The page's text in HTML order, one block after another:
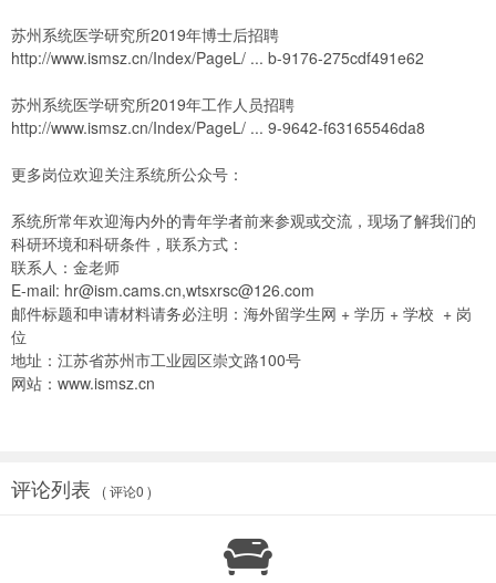
苏州系统医学研究所2019年博士后招聘
http://www.ismsz.cn/Index/PageL/ ... b-9176-275cdf491e62
苏州系统医学研究所2019年工作人员招聘
http://www.ismsz.cn/Index/PageL/ ... 9-9642-f63165546da8
更多岗位欢迎关注系统所公众号：
系统所常年欢迎海内外的青年学者前来参观或交流，现场了解我们的
科研环境和科研条件，联系方式：
联系人：金老师
E-mail: hr@ism.cams.cn,wtsxrsc@126.com
邮件标题和申请材料请务必注明：海外留学生网 + 学历 + 学校 + 岗
位
地址：江苏省苏州市工业园区崇文路100号
网站： www.ismsz.cn
评论列表 ( 评论0 )
